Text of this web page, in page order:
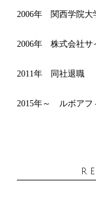
2006年 関西学院大
2006年 株式会社サ
2011年 同社退職
2015年～ ルボアフ